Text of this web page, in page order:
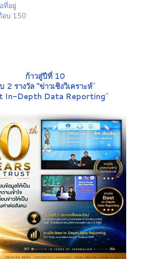
ที่อยู่
อบ 150
ก้าวสู่ปีที่ 10
2 รางวัล "ข่าวเชิงวิเคราะห์"
In-Depth Data Reporting"